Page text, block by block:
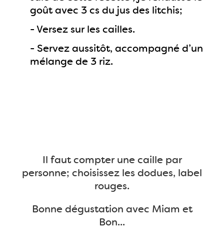
goût avec 3 cs du jus des litchis;
- Versez sur les cailles.
- Servez aussitôt, accompagné d’un
mélange de 3 riz.
Il faut compter une caille par
personne; choisissez les dodues, label
rouges.
Bonne dégustation avec Miam et
Bon...